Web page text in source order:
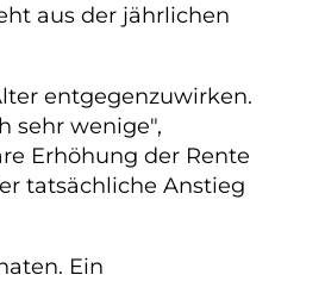
aus der jährlichen
entgegenzuwirken.
sehr wenige",
Erhöhung der Rente
tatsächliche Anstieg
Ein